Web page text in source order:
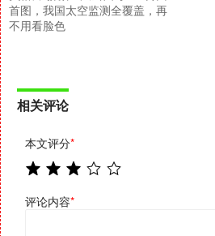
首图，我国太空监测全覆盖，再
不用看脸色
相关评论
本文评分*
评论内容*